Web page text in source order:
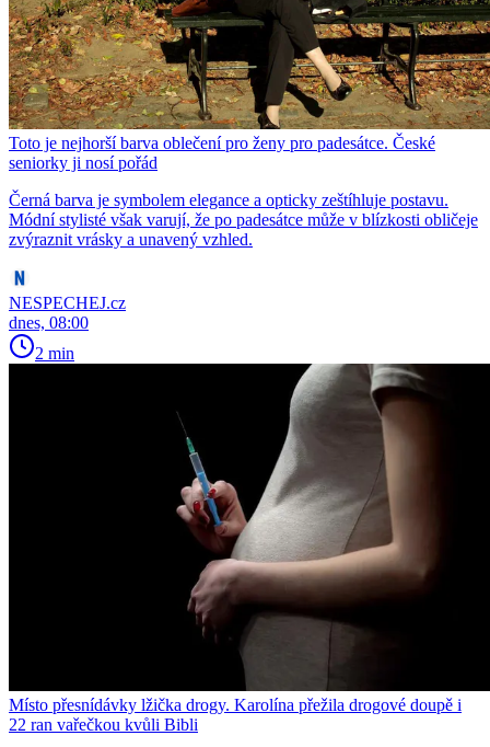
Toto je nejhorší barva oblečení pro ženy pro padesátce. České
seniorky ji nosí pořád
Černá barva je symbolem elegance a opticky zeštíhluje postavu.
Módní stylisté však varují, že po padesátce může v blízkosti obličeje
zvýraznit vrásky a unavený vzhled.
NESPECHEJ.cz
dnes, 08:00
2 min
Místo přesnídávky lžička drogy. Karolína přežila drogové doupě i
22 ran vařečkou kvůli Bibli